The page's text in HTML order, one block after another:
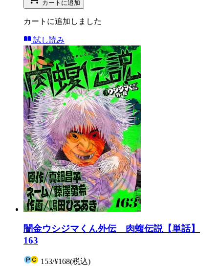
カートに追加
カートに追加しました
試し読み
闇金ウシジマくん外伝 肉蝮伝説【単話】
163
153/¥168(税込)